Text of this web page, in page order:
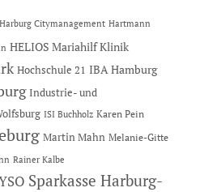
Harburg Citymanagement Hartmann
HELIOS Mariahilf Klinik
Hochschule 21 IBA Hamburg
Industrie- und
ISI Buchholz Karen Pein
Martin Mahn Melanie-Gitte
Rainer Kalbe
Sparkasse Harburg-